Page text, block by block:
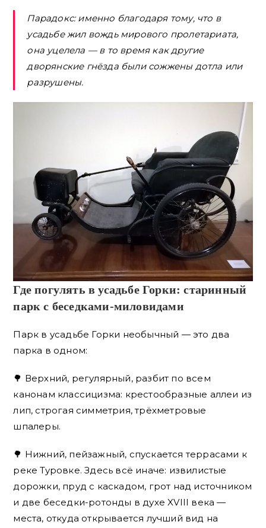
Парадокс: именно благодаря тому, что в
усадьбе жил вождь мирового пролетариата,
она уцелела — в то время как другие
дворянские гнёзда были сожжены дотла или
разрушены.
Где погулять в усадьбе Горки: старинный
парк с беседками-миловидами
Парк в усадьбе Горки необычный — это два
парка в одном:
🌳 Верхний, регулярный, разбит по всем
канонам классицизма: крестообразные аллеи из
лип, строгая симметрия, трёхметровые
шпалеры.
🌳 Нижний, пейзажный, спускается террасами к
реке Туровке. Здесь всё иначе: извилистые
дорожки, пруд с каскадом, грот над источником
и две беседки-ротонды в духе XVIII века —
места, откуда открывается лучший вид на